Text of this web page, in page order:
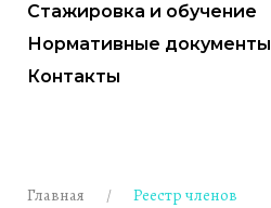
Стажировка и обучение
Нормативные документы
Контакты
Главная Реестр членов